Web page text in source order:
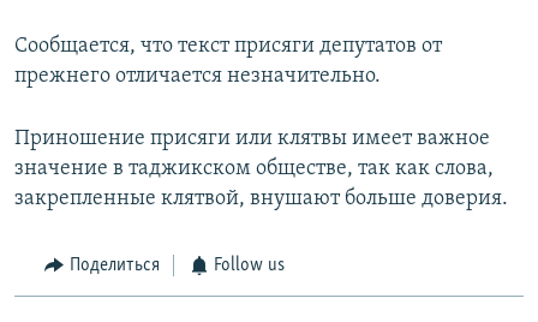
Сообщается, что текст присяги депутатов от
прежнего отличается незначительно.
Приношение присяги или клятвы имеет важное
значение в таджикском обществе, так как слова,
закрепленные клятвой, внушают больше доверия.
Поделиться Follow us